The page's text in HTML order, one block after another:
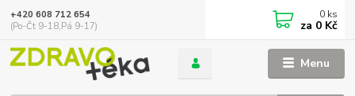
Menu
+420 608 712 654
(Po-Čt 9-18,Pá 9-17)
0 ks
za 0 Kč